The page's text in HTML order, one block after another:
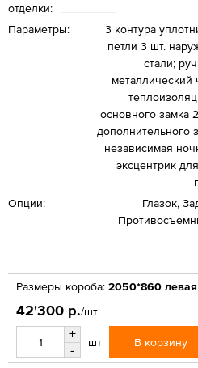
отделки:
Параметры:
3 контура
петли 3 шт.
стали;
основного замка
дополнительного
независимая
эксцентрик
Опции:
Глазок,
Размеры короба: 2050*860 левая
42'300 р./шт
+
-
шт В корзину